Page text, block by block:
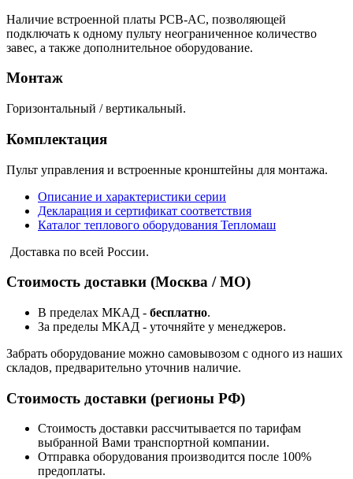
Наличие встроенной платы PCB-AC, позволяющей
подключать к одному пульту неограниченное количество
завес, а также дополнительное оборудование.
Монтаж
Горизонтальный / вертикальный.
Комплектация
Пульт управления и встроенные кронштейны для монтажа.
Описание и характеристики серии
Декларация и сертификат соответствия
Каталог теплового оборудования Тепломаш
Доставка по всей России.
Стоимость доставки (Москва / МО)
В пределах МКАД - бесплатно.
За пределы МКАД - уточняйте у менеджеров.
Забрать оборудование можно самовывозом с одного из наших
складов, предварительно уточнив наличие.
Стоимость доставки (регионы РФ)
Стоимость доставки рассчитывается по тарифам
выбранной Вами транспортной компании.
Отправка оборудования производится после 100%
предоплаты.